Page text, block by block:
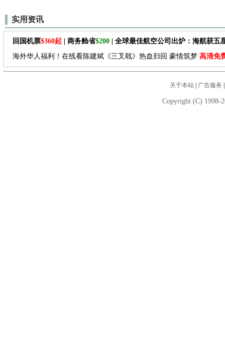
实用资讯
回国机票$360起 | 商务舱省$200 | 全球最佳航空公司出炉：海航获五
海外华人福利！在线看陈建斌《三叉戟》热血归回 豪情筑梦 高清免
关于本站| 广告服务
Copyright (C) 1998-